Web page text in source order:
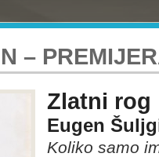
–
Zlatni rog
Eugen
Koliko samo